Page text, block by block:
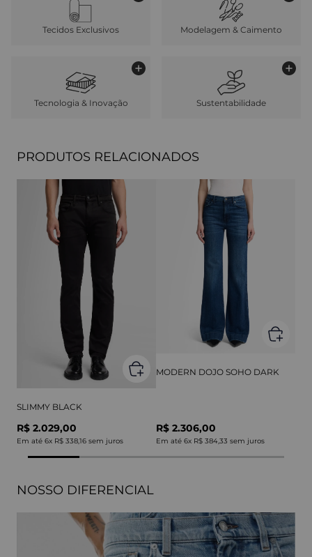
Tecidos Exclusivos Modelagem & Caimento
Tecnologia & Inovação Sustentabilidade
PRODUTOS RELACIONADOS
SLIMMY BLACK
R$ 2.029,00
Em até 6x R$ 338,16 sem juros
MODERN DOJO SOHO DARK
R$ 2.306,00
Em até 6x R$ 384,33 sem juros
NOSSO DIFERENCIAL